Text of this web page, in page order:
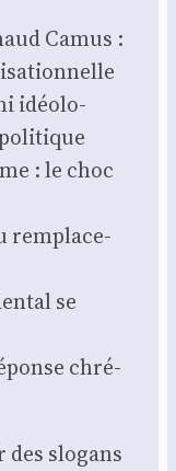
Camus :
idéo­lo­
: le choc
rem­pla­ce­
se
chré­
des slo­gans